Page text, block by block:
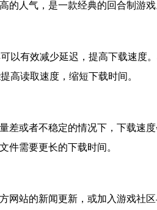
的人气，是一款经典的回合制游戏
以有效减少延迟，提高下载速度
高读取速度，缩短下载时间。
或者不稳定的情况下，下载速
件需要更长的下载时间。
站的新闻更新，或加入游戏社